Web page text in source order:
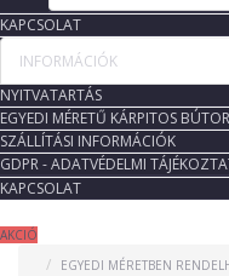
KAPCSOLAT
INFORMÁCIÓK
NYITVATARTÁS
EGYEDI MÉRETŰ KÁRPITOS
SZÁLLÍTÁSI INFORMÁCIÓK
GDPR - ADATVÉDELMI
KAPCSOLAT
AKCIÓ
EGYEDI MÉRETBEN